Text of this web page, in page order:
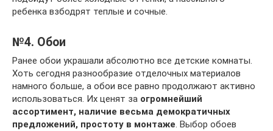
ребенка взбодрят теплые и сочные.
№4. Обои
Ранее обои украшали абсолютно все детские комнаты.
Хоть сегодня разнообразие отделочных материалов
намного больше, а обои все равно продолжают активно
использоваться. Их ценят за огромнейший
ассортимент, наличие весьма демократичных
предложений, простоту в монтаже. Выбор обоев